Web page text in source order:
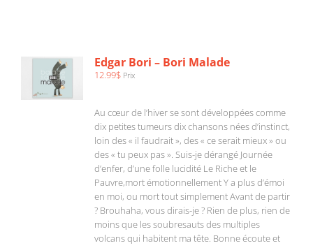
DÉTAILS
Edgar Bori – Bori Malade
12.99$ Prix
Au cœur de l’hiver se sont développées comme
dix petites tumeurs dix chansons nées d’instinct,
loin des « il faudrait », des « ce serait mieux » ou
des « tu peux pas ». Suis-je dérangé Journée
d’enfer, d’une folle lucidité Le Riche et le
Pauvre,mort émotionnellement Y a plus d’émoi
en moi, ou mort tout simplement Avant de partir
? Brouhaha, vous dirais-je ? Rien de plus, rien de
moins que les soubresauts des multiples
volcans qui habitent ma tête. Bonne écoute et